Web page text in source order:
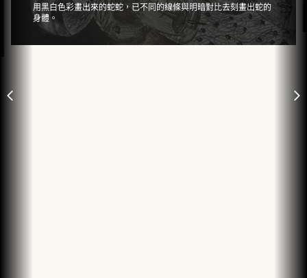
用黑白色彩畫出來的蛇蛇，已不同的線條與明暗對比去刻畫出蛇的
身體。